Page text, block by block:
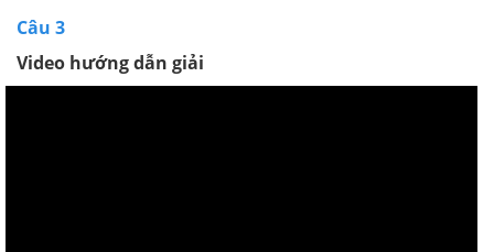
Câu 3
Video hướng dẫn giải